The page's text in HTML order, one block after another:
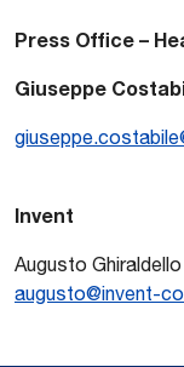
Press Office –
Giuseppe
Invent
Augusto
augusto@invent-